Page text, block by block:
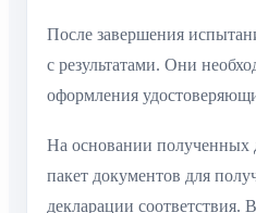
После завершения
с результатами. Они
оформления
На основании полученных
пакет документов для
декларации соответствия.